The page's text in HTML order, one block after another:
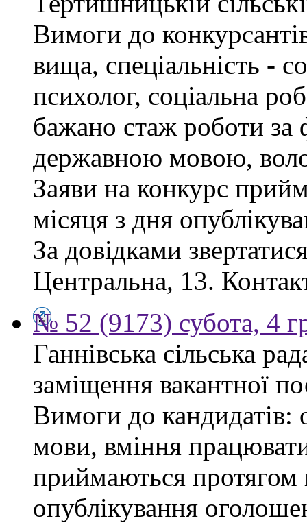
Вимоги до
вища, спеціальність -
психолог, соціальна
бажано стаж роботи за
державною мовою,
Заяви на конкурс
місяця з дня
За довідками
Центральна, 13.
№ 52 (9173) субота, 4
Ганнівська сільська
заміщення вакантної
Вимоги до кандидатів:
мови, вміння
приймаються протягом
опублікування